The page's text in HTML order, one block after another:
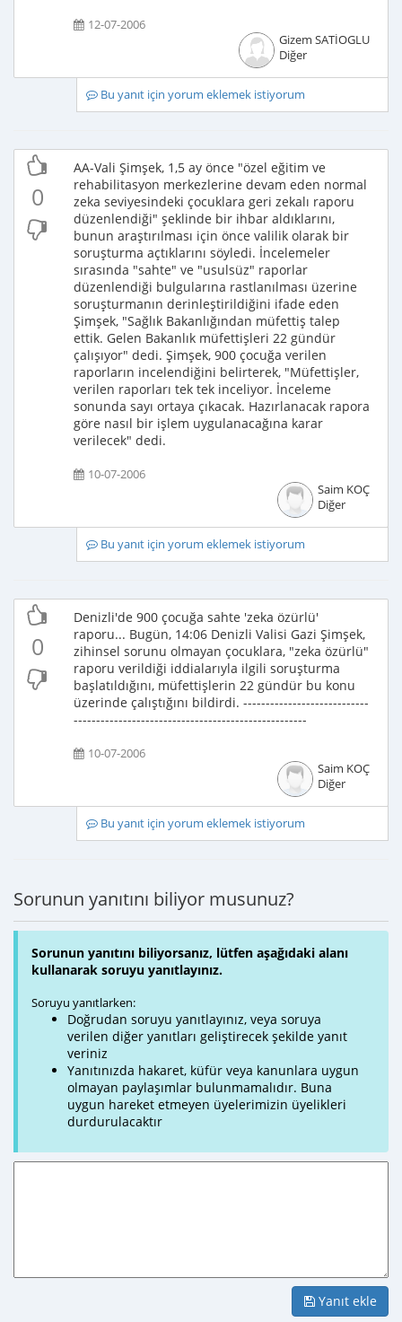
12-07-2006
Gizem SATİOGLU
Diğer
Bu yanıt için yorum eklemek istiyorum
0
AA-Vali Şimşek, 1,5 ay önce "özel eğitim ve
rehabilitasyon merkezlerine devam eden normal
zeka seviyesindeki çocuklara geri zekalı raporu
düzenlendiği" şeklinde bir ihbar aldıklarını,
bunun araştırılması için önce valilik olarak bir
soruşturma açtıklarını söyledi. İncelemeler
sırasında "sahte" ve "usulsüz" raporlar
düzenlendiği bulgularına rastlanılması üzerine
soruşturmanın derinleştirildiğini ifade eden
Şimşek, "Sağlık Bakanlığından müfettiş talep
ettik. Gelen Bakanlık müfettişleri 22 gündür
çalışıyor" dedi. Şimşek, 900 çocuğa verilen
raporların incelendiğini belirterek, "Müfettişler,
verilen raporları tek tek inceliyor. İnceleme
sonunda sayı ortaya çıkacak. Hazırlanacak rapora
göre nasıl bir işlem uygulanacağına karar
verilecek" dedi.
10-07-2006
Saim KOÇ
Diğer
Bu yanıt için yorum eklemek istiyorum
0
Denizli'de 900 çocuğa sahte 'zeka özürlü'
raporu... Bugün, 14:06 Denizli Valisi Gazi Şimşek,
zihinsel sorunu olmayan çocuklara, "zeka özürlü"
raporu verildiği iddialarıyla ilgili soruşturma
başlatıldığını, müfettişlerin 22 gündür bu konu
üzerinde çalıştığını bildirdi. ----------------------------
----------------------------------------------------
10-07-2006
Saim KOÇ
Diğer
Bu yanıt için yorum eklemek istiyorum
Sorunun yanıtını biliyor musunuz?
Sorunun yanıtını biliyorsanız, lütfen aşağıdaki alanı
kullanarak soruyu yanıtlayınız.
Soruyu yanıtlarken:
Doğrudan soruyu yanıtlayınız, veya soruya
verilen diğer yanıtları geliştirecek şekilde yanıt
veriniz
Yanıtınızda hakaret, küfür veya kanunlara uygun
olmayan paylaşımlar bulunmamalıdır. Buna
uygun hareket etmeyen üyelerimizin üyelikleri
durdurulacaktır
Yanıt ekle